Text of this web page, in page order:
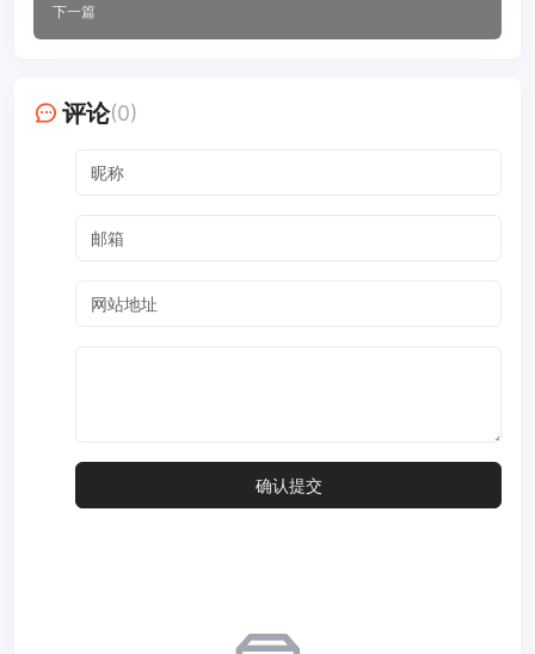
下一篇
评论(0)